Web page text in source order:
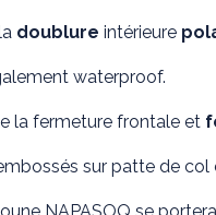
doublure intérieure
waterproof.
la fermeture frontale et
sur patte de col